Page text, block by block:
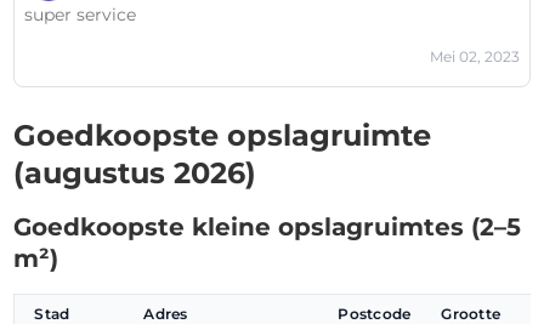
super service
Mei 02, 2023
Goedkoopste opslagruimte
(augustus 2026)
Goedkoopste kleine opslagruimtes (2–5
m²)
Stad Adres Postcode Grootte